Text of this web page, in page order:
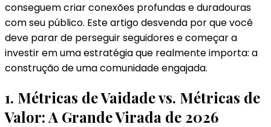
conseguem criar conexões profundas e duradouras
com seu público. Este artigo desvenda por que você
deve parar de perseguir seguidores e começar a
investir em uma estratégia que realmente importa: a
construção de uma comunidade engajada.
1. Métricas de Vaidade vs. Métricas de
Valor: A Grande Virada de 2026